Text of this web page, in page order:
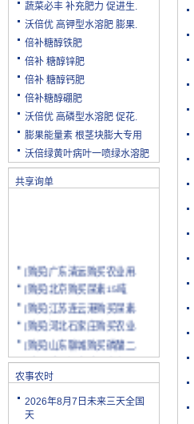
蔬菜必丰 补充肥力 促进生.
沃倍优 高钾型水溶肥 膨果.
倍补糖醇铁肥
倍补 糖醇锌肥
倍补 糖醇钙肥
倍补糖醇硼肥
沃倍优 高磷型水溶肥 促花.
膨果能量素 根茎块膨大专用
沃倍绿黄叶病叶一喷绿水溶肥
共享询单
[购买]广东清远购买农业用.
[购买]北京购买尿素15吨
[购买]江苏连云港购买尿素.
[购买]河北石家庄购买农业.
[购买]山东聊城购买磷酸二.
[购买]陕西渭南购买小麦配.
[购买]云南玉溪购买尿素10.
[购买]山东潍坊购买复合肥.
[购买]河南安阳购买二铵20.
农事农时
2026年8月7日未来三天全国
天